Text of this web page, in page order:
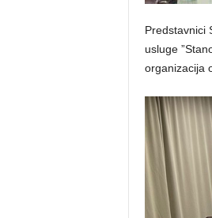
Predstavnici
usluge
organizacija